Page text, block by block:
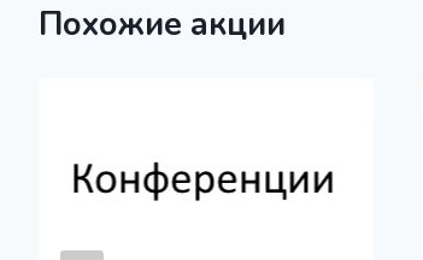
Похожие акции